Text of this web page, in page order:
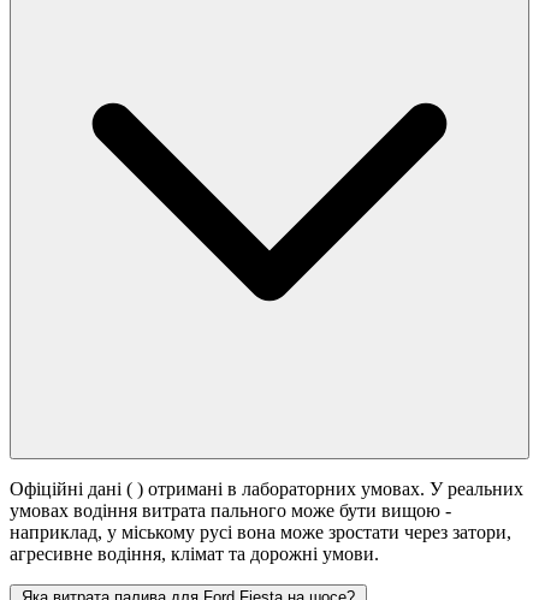
Офіційні дані ( ) отримані в лабораторних умовах. У реальних
умовах водіння витрата пального може бути вищою -
наприклад, у міському русі вона може зростати через затори,
агресивне водіння, клімат та дорожні умови.